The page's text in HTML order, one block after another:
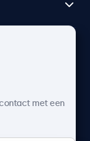
met een